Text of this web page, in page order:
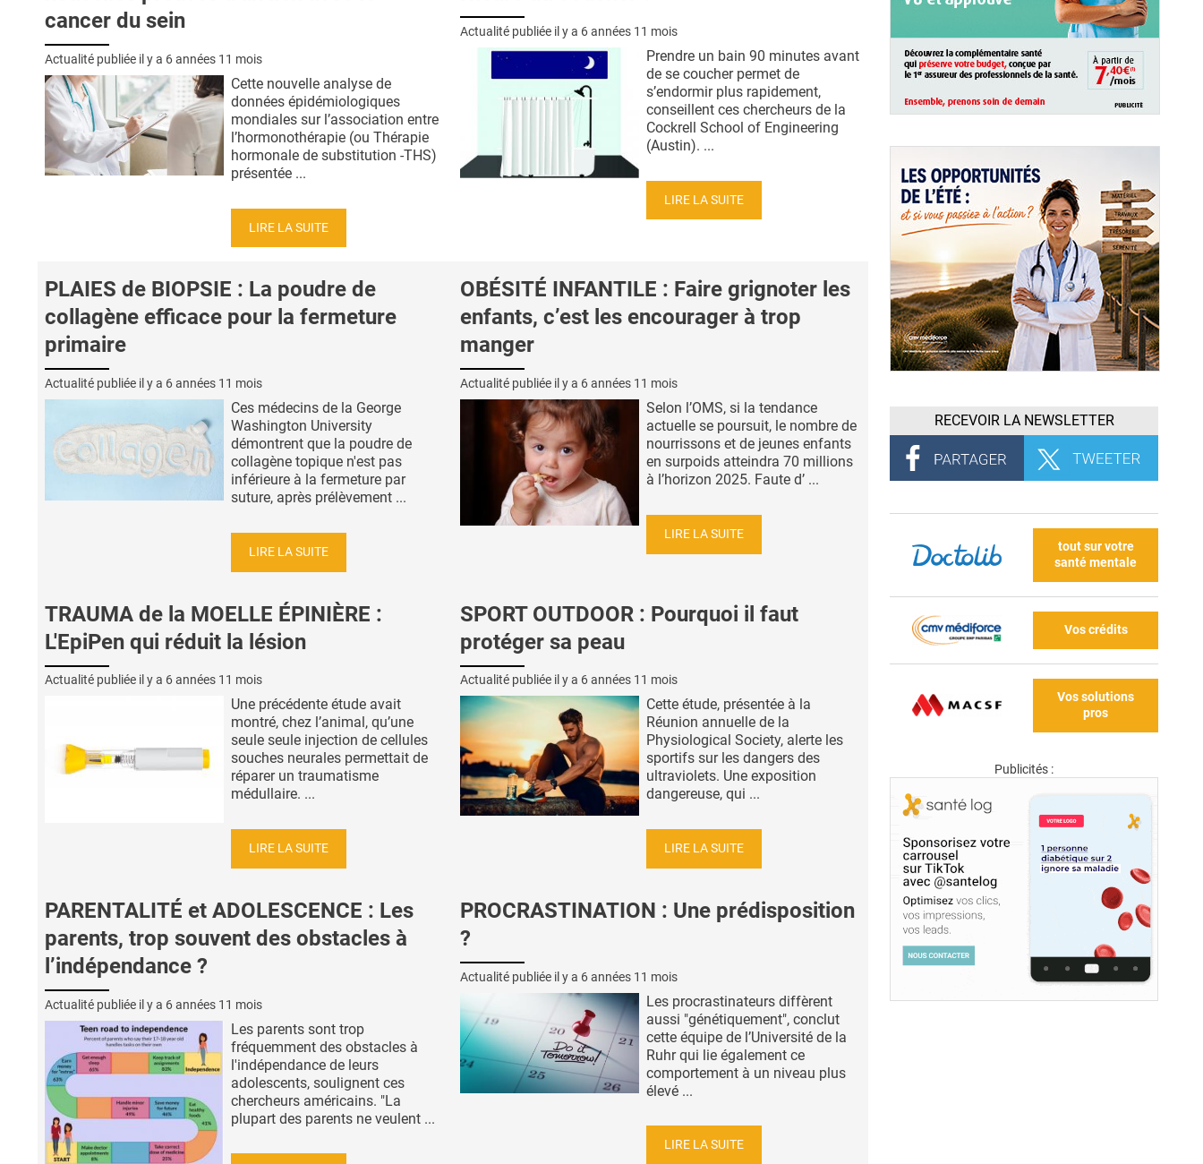
cancer du sein
Actualité publiée il y a 6 années 11 mois
Cette nouvelle analyse de
données épidémiologiques
mondiales sur l’association entre
l’hormonothérapie (ou Thérapie
hormonale de substitution -THS)
présentée ...
LIRE LA SUITE
Actualité publiée il y a 6 années 11 mois
Prendre un bain 90 minutes avant
de se coucher permet de
s’endormir plus rapidement,
conseillent ces chercheurs de la
Cockrell School of Engineering
(Austin). ...
LIRE LA SUITE
PLAIES de BIOPSIE : La poudre de
collagène efficace pour la fermeture
primaire
Actualité publiée il y a 6 années 11 mois
Ces médecins de la George
Washington University
démontrent que la poudre de
collagène topique n'est pas
inférieure à la fermeture par
suture, après prélèvement ...
LIRE LA SUITE
OBÉSITÉ INFANTILE : Faire grignoter les
enfants, c’est les encourager à trop
manger
Actualité publiée il y a 6 années 11 mois
Selon l’OMS, si la tendance
actuelle se poursuit, le nombre de
nourrissons et de jeunes enfants
en surpoids atteindra 70 millions
à l’horizon 2025. Faute d’ ...
LIRE LA SUITE
TRAUMA de la MOELLE ÉPINIÈRE :
L'EpiPen qui réduit la lésion
Actualité publiée il y a 6 années 11 mois
Une précédente étude avait
montré, chez l’animal, qu’une
seule seule injection de cellules
souches neurales permettait de
réparer un traumatisme
médullaire. ...
LIRE LA SUITE
SPORT OUTDOOR : Pourquoi il faut
protéger sa peau
Actualité publiée il y a 6 années 11 mois
Cette étude, présentée à la
Réunion annuelle de la
Physiological Society, alerte les
sportifs sur les dangers des
ultraviolets. Une exposition
dangereuse, qui ...
LIRE LA SUITE
PARENTALITÉ et ADOLESCENCE : Les
parents, trop souvent des obstacles à
l’indépendance ?
Actualité publiée il y a 6 années 11 mois
Les parents sont trop
fréquemment des obstacles à
l'indépendance de leurs
adolescents, soulignent ces
chercheurs américains. "La
plupart des parents ne veulent ...
PROCRASTINATION : Une prédisposition
?
Actualité publiée il y a 6 années 11 mois
Les procrastinateurs diffèrent
aussi "génétiquement", conclut
cette équipe de l’Université de la
Ruhr qui lie également ce
comportement à un niveau plus
élevé ...
LIRE LA SUITE
RECEVOIR LA NEWSLETTER
tout sur votre
santé mentale
Vos crédits
Vos solutions
pros
Publicités :